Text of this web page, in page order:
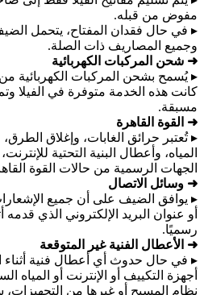
مفوض من قبله.
▸ في حال فقدان المفتاح، يتحمل
وجميع المصاريف ذات الصلة.
➜ شحن المركبات الكهربائية
▸ يُسمح بشحن المركبات الكهربائية من
كانت هذه الخدمة متوفرة في الفيلا
مسبقة.
➜ القوة القاهرة
▸ تُعتبر حرائق الغابات، وإغلاق الطرق،
المياه، وأعطال البنية التحتية
الجهات الرسمية من حالات القوة
➜ وسائل الاتصال
▸ يوافق الضيف على أن جميع
أو عنوان البريد الإلكتروني الذي قدمه
رسميًا.
➜ الأعطال الفنية غير المتوقعة
▸ في حال حدوث أي أعطال فنية أثناء
أجهزة التكييف أو الإنترنت أو المياه